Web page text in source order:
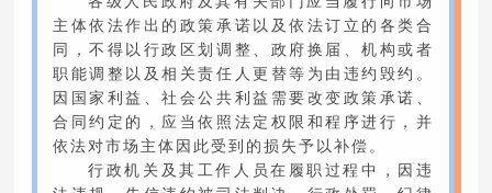
主体依法作出的政策承诺以及依法订立的各类合
同，不得以行政区划调整、政府换届、机构或者
职能调整以及相关责任人更替等为由违约毁约。
因国家利益、社会公共利益需要改变政策承诺、
合同约定的，应当依照法定权限和程序进行，并
依法对市场主体因此受到的损失予以补偿。
行政机关及其工作人员在履职过程中，因违